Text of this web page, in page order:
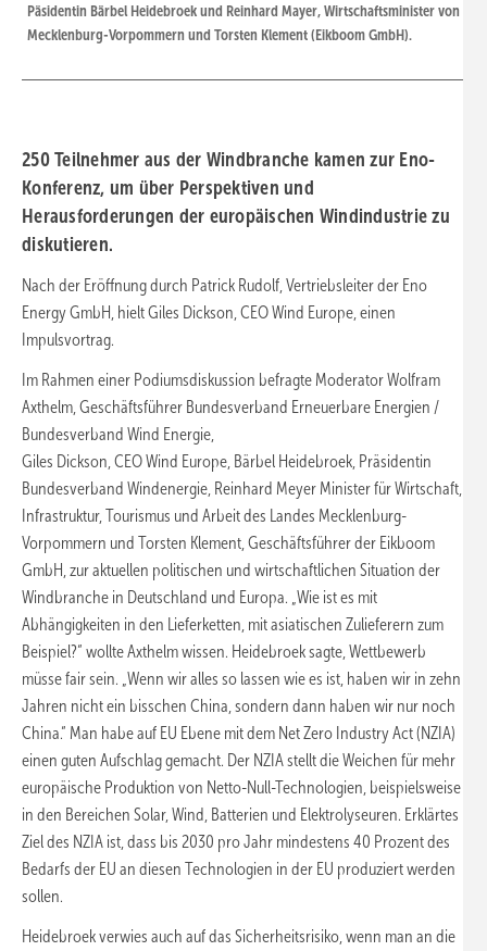
Päsidentin Bärbel Heidebroek und Reinhard Mayer, Wirtschaftsminister von
Mecklenburg-Vorpommern und Torsten Klement (Eikboom GmbH).
250 Teilnehmer aus der Windbranche kamen zur Eno-
Konferenz, um über Perspektiven und
Herausforderungen der europäischen Windindustrie zu
diskutieren.
Nach der Eröffnung durch Patrick Rudolf, Vertriebsleiter der Eno
Energy GmbH, hielt Giles Dickson, CEO Wind Europe, einen
Impulsvortrag.
Im Rahmen einer Podiumsdiskussion befragte Moderator Wolfram
Axthelm, Geschäftsführer Bundesverband Erneuerbare Energien /
Bundesverband Wind Energie,
Giles Dickson, CEO Wind Europe, Bärbel Heidebroek, Präsidentin
Bundesverband Windenergie, Reinhard Meyer Minister für Wirtschaft,
Infrastruktur, Tourismus und Arbeit des Landes Mecklenburg-
Vorpommern und Torsten Klement, Geschäftsführer der Eikboom
GmbH, zur aktuellen politischen und wirtschaftlichen Situation der
Windbranche in Deutschland und Europa. „Wie ist es mit
Abhängigkeiten in den Lieferketten, mit asiatischen Zulieferern zum
Beispiel?“ wollte Axthelm wissen. Heidebroek sagte, Wettbewerb
müsse fair sein. „Wenn wir alles so lassen wie es ist, haben wir in zehn
Jahren nicht ein bisschen China, sondern dann haben wir nur noch
China.“ Man habe auf EU Ebene mit dem Net Zero Industry Act (NZIA)
einen guten Aufschlag gemacht. Der NZIA stellt die Weichen für mehr
europäische Produktion von Netto-Null-Technologien, beispielsweise
in den Bereichen Solar, Wind, Batterien und Elektrolyseuren. Erklärtes
Ziel des NZIA ist, dass bis 2030 pro Jahr mindestens 40 Prozent des
Bedarfs der EU an diesen Technologien in der EU produziert werden
sollen.
Heidebroek verwies auch auf das Sicherheitsrisiko, wenn man an die